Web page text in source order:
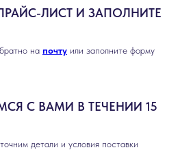
ЛИСТ И ЗАПОЛНИТЕ
на почту или заполните форму
С ВАМИ В ТЕЧЕНИИ 15
детали и условия поставки